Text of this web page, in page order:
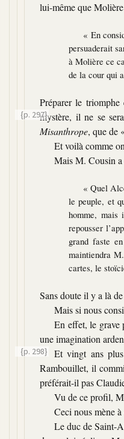
lui-même que
« En
persuaderait
à Molière ce
de la cour qui
Préparer le
mystère, il ne se
{p. 297}
Misanthrope, que de
Et voilà comme
Mais M. Cousin a
« Quel
le peuple, et
homme, mais
repousser
grand faste
maintiendra
cartes, le
Sans doute il y a là
Mais si nous
En effet, le grave
une imagination
{p. 298}
Et vingt ans
Rambouillet, il
préférait-il pas
Vu de ce profil,
Ceci nous mène à
Le duc de Saint-